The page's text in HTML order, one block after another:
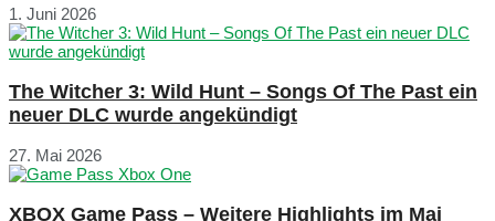
1. Juni 2026
The Witcher 3: Wild Hunt – Songs Of The Past ein
neuer DLC wurde angekündigt
27. Mai 2026
XBOX Game Pass – Weitere Highlights im Mai